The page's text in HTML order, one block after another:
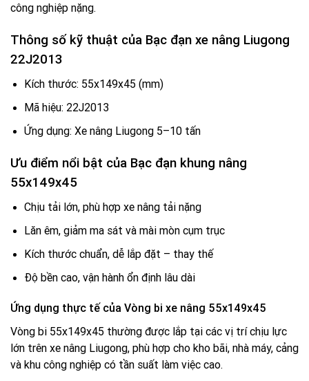
công nghiệp nặng.
Thông số kỹ thuật của Bạc đạn xe nâng Liugong
22J2013
Kích thước: 55x149x45 (mm)
Mã hiệu: 22J2013
Ứng dụng: Xe nâng Liugong 5–10 tấn
Ưu điểm nổi bật của Bạc đạn khung nâng
55x149x45
Chịu tải lớn, phù hợp xe nâng tải nặng
Lăn êm, giảm ma sát và mài mòn cụm trục
Kích thước chuẩn, dễ lắp đặt – thay thế
Độ bền cao, vận hành ổn định lâu dài
Ứng dụng thực tế của Vòng bi xe nâng 55x149x45
Vòng bi 55x149x45 thường được lắp tại các vị trí chịu lực
lớn trên xe nâng Liugong, phù hợp cho kho bãi, nhà máy, cảng
và khu công nghiệp có tần suất làm việc cao.